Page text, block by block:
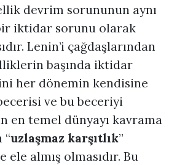
devrim sorununun aynı
iktidar sorunu olarak
Lenin’i çağdaşlarından
başında iktidar
her dönemin kendisine
ve bu beceriyi
en temel dünyayı kavrama
“uzlaşmaz karşıtlık”
ele almış olmasıdır. Bu